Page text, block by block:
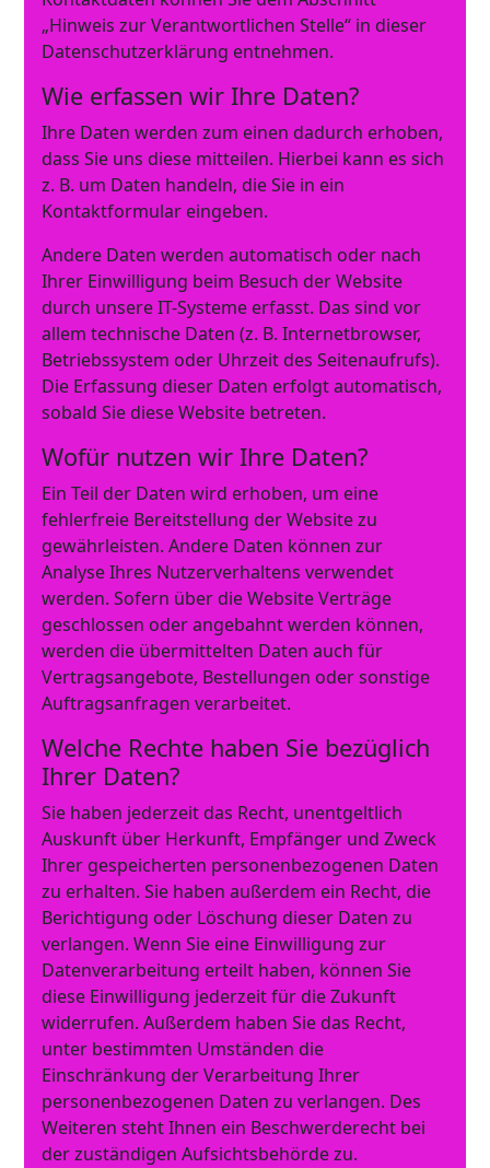
„Hinweis zur Verantwortlichen Stelle“ in dieser
Datenschutzerklärung entnehmen.
Wie erfassen wir Ihre Daten?
Ihre Daten werden zum einen dadurch erhoben,
dass Sie uns diese mitteilen. Hierbei kann es sich
z. B. um Daten handeln, die Sie in ein
Kontaktformular eingeben.
Andere Daten werden automatisch oder nach
Ihrer Einwilligung beim Besuch der Website
durch unsere IT-Systeme erfasst. Das sind vor
allem technische Daten (z. B. Internetbrowser,
Betriebssystem oder Uhrzeit des Seitenaufrufs).
Die Erfassung dieser Daten erfolgt automatisch,
sobald Sie diese Website betreten.
Wofür nutzen wir Ihre Daten?
Ein Teil der Daten wird erhoben, um eine
fehlerfreie Bereitstellung der Website zu
gewährleisten. Andere Daten können zur
Analyse Ihres Nutzerverhaltens verwendet
werden. Sofern über die Website Verträge
geschlossen oder angebahnt werden können,
werden die übermittelten Daten auch für
Vertragsangebote, Bestellungen oder sonstige
Auftragsanfragen verarbeitet.
Welche Rechte haben Sie bezüglich
Ihrer Daten?
Sie haben jederzeit das Recht, unentgeltlich
Auskunft über Herkunft, Empfänger und Zweck
Ihrer gespeicherten personenbezogenen Daten
zu erhalten. Sie haben außerdem ein Recht, die
Berichtigung oder Löschung dieser Daten zu
verlangen. Wenn Sie eine Einwilligung zur
Datenverarbeitung erteilt haben, können Sie
diese Einwilligung jederzeit für die Zukunft
widerrufen. Außerdem haben Sie das Recht,
unter bestimmten Umständen die
Einschränkung der Verarbeitung Ihrer
personenbezogenen Daten zu verlangen. Des
Weiteren steht Ihnen ein Beschwerderecht bei
der zuständigen Aufsichtsbehörde zu.